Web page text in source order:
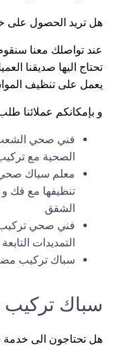
هل تريد الحصول
عند تواصلك معنا
تحتاج اليها صديقنا
يعمل على تنظيف
و بإمكانكم عملائنا
فني صحي
الصحية مع
معلم سباك صحي
تنظيفها مع فك و
الشقق.
فني صحي تركيب
التمديدات التابعة
سباك تركيب
سباك تركيب
هل تحتاجون الى خدمة